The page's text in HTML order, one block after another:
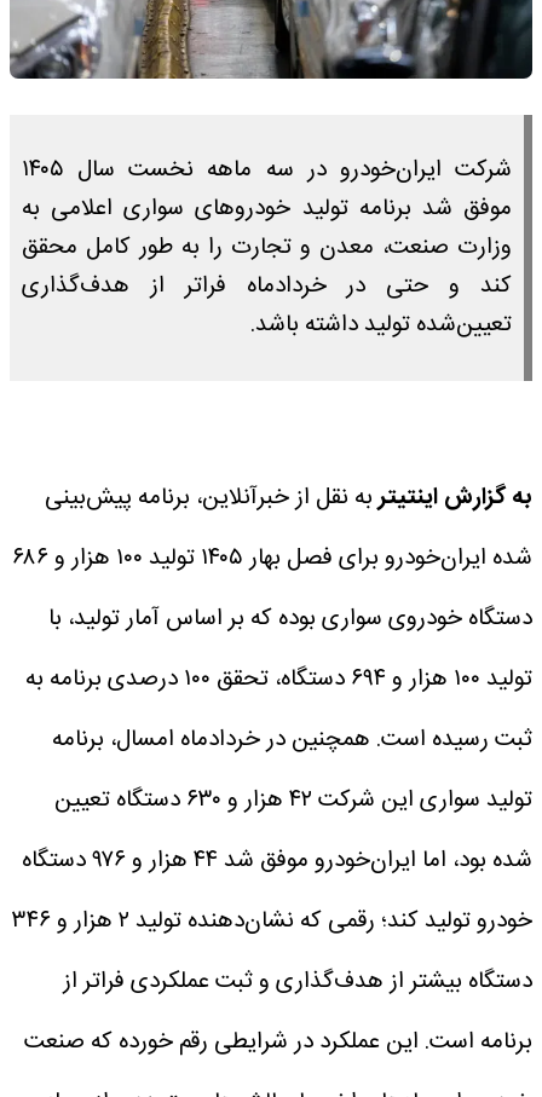
شرکت ایران‌خودرو در سه ماهه نخست سال ۱۴۰۵
موفق شد برنامه تولید خودروهای سواری اعلامی به
وزارت صنعت، معدن و تجارت را به طور کامل محقق
کند و حتی در خردادماه فراتر از هدف‌گذاری
تعیین‌شده تولید داشته باشد.
به گزارش اینتیتربه نقل از خبرآنلاین، برنامه پیش‌بینی
شده ایران‌خودرو برای فصل بهار ۱۴۰۵ تولید ۱۰۰ هزار و ۶۸۶
دستگاه خودروی سواری بوده که بر اساس آمار تولید، با
تولید ۱۰۰ هزار و ۶۹۴ دستگاه، تحقق ۱۰۰ درصدی برنامه به
ثبت رسیده است. همچنین در خردادماه امسال، برنامه
تولید سواری این شرکت ۴۲ هزار و ۶۳۰ دستگاه تعیین
شده بود، اما ایران‌خودرو موفق شد ۴۴ هزار و ۹۷۶ دستگاه
خودرو تولید کند؛ رقمی که نشان‌دهنده تولید ۲ هزار و ۳۴۶
دستگاه بیشتر از هدف‌گذاری و ثبت عملکردی فراتر از
برنامه است. این عملکرد در شرایطی رقم خورده که صنعت